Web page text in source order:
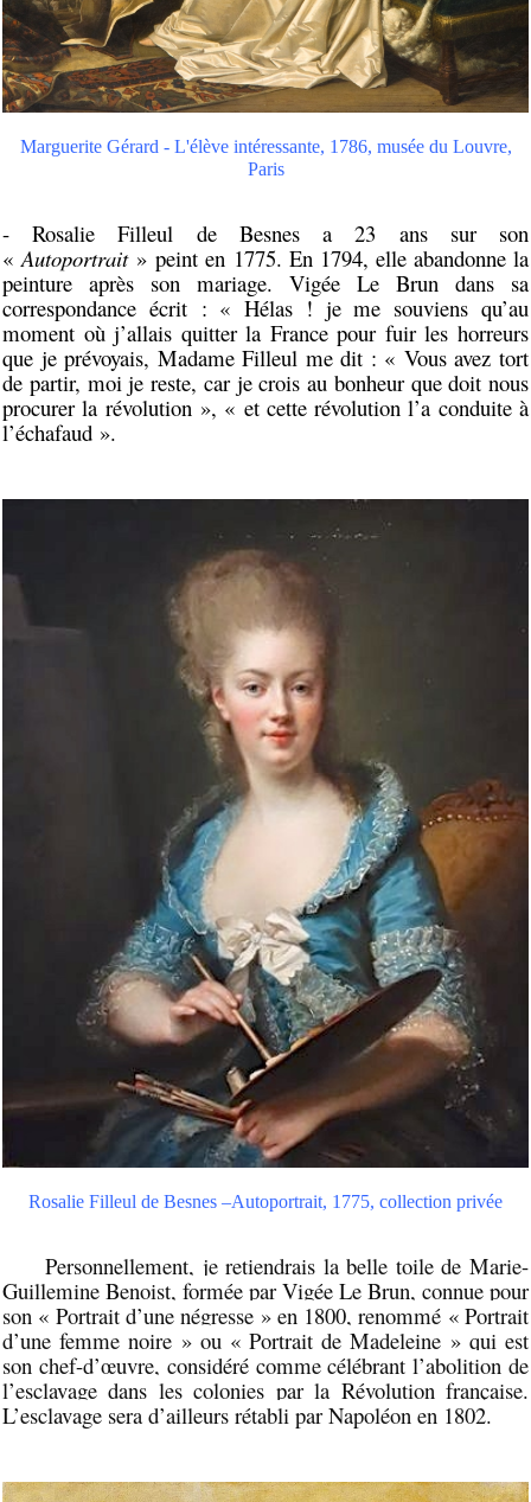
Marguerite Gérard - L'élève intéressante, 1786, musée du Louvre,
Paris
- Rosalie Filleul de Besnes a 23 ans sur son
«Autoportrait» peint en 1775. En 1794, elle abandonne la
peinture après son mariage. Vigée Le Brun dans sa
correspondance écrit : «Hélas ! je me souviens qu’au
moment où j’allais quitter la France pour fuir les horreurs
que je prévoyais, Madame Filleul me dit : « Vous avez tort
de partir, moi je reste, car je crois au bonheur que doit nous
procurer la révolution », « et cette révolution l’a conduite à
l’échafaud ».
Rosalie Filleul de Besnes –Autoportrait, 1775, collection privée
Personnellement, je retiendrais la belle toile de Marie-
Guillemine Benoist, formée par Vigée Le Brun, connue pour
son « Portrait d’une négresse » en 1800, renommé « Portrait
d’une femme noire » ou « Portrait de Madeleine » qui est
son chef-d’œuvre, considéré comme célébrant l’abolition de
l’esclavage dans les colonies par la Révolution française.
L’esclavage sera d’ailleurs rétabli par Napoléon en 1802.